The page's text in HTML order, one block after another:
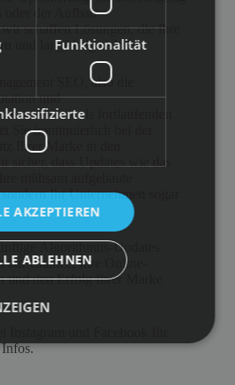
oder der Aufbau
schaffen Lösungen, die Ihre
und langfristig sichern.
SEO, also die
und
wir als fortlaufenden
Sie kontinuierlich bei der
Ihrer Marke in den
sicher, dass Updates wie das
mühsam aufgebaute
Ihr Unternehmen sogar
Algorithmus-Updates
Chance, Ihre Online-
und den Erfolg Ihrer Marke
Funktionalität
AKZEPTIEREN
ABLEHNEN